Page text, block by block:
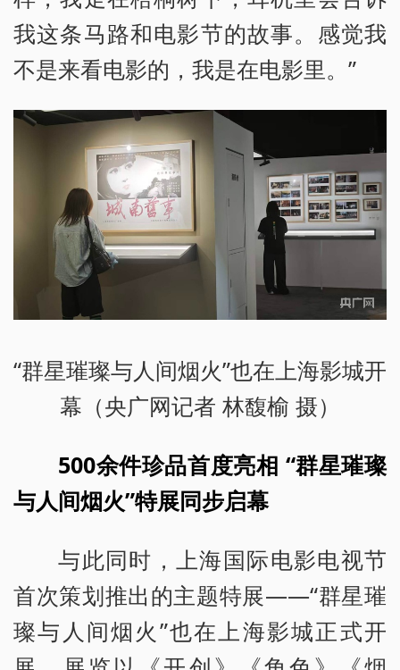
我这条马路和电影节的故事。感觉我
不是来看电影的，我是在电影里。”
“群星璀璨与人间烟火”也在上海影城开
幕（央广网记者 林馥榆 摄）
500余件珍品首度亮相 “群星璀璨
与人间烟火”特展同步启幕
与此同时，上海国际电影电视节
首次策划推出的主题特展——“群星璀
璨与人间烟火”也在上海影城正式开